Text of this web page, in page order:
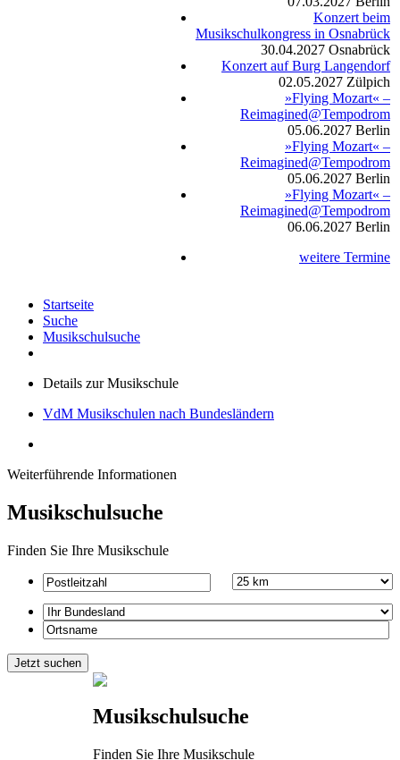
Konzert beim
Musikschulkongress in Osnabrück
30.04.2027 Osnabrück
Konzert auf Burg Langendorf
02.05.2027 Zülpich
»Flying Mozart« –
Reimagined@Tempodrom
05.06.2027 Berlin
»Flying Mozart« –
Reimagined@Tempodrom
05.06.2027 Berlin
»Flying Mozart« –
Reimagined@Tempodrom
06.06.2027 Berlin
weitere Termine
Startseite
Suche
Musikschulsuche
Details zur Musikschule
VdM Musikschulen nach Bundesländern
Weiterführende Informationen
Musikschulsuche
Finden Sie Ihre Musikschule
Musikschulsuche
Finden Sie Ihre Musikschule